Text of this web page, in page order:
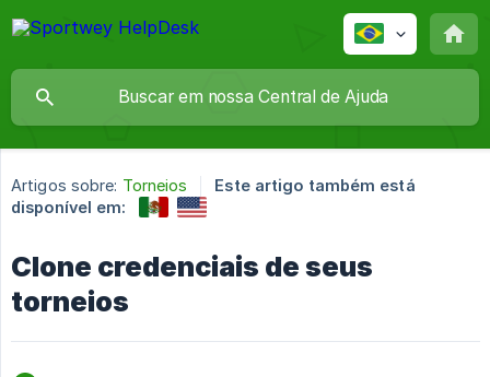
Artigos sobre: Torneios
Este artigo também está
disponível em:
Clone credenciais de seus
torneios